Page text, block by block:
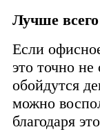
Лучше
Если
это точно
обойдутся
можно
благодаря